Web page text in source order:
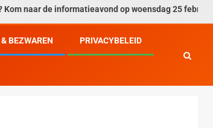
de informatieavond op woensdag 25 februari 2026.
BEZWAREN PRIVACYBELEID